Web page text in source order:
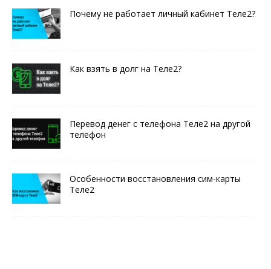
Почему не работает личный кабинет Теле2?
Как взять в долг на Теле2?
Перевод денег с телефона Теле2 на другой
телефон
Особенности восстановления сим-карты
Теле2